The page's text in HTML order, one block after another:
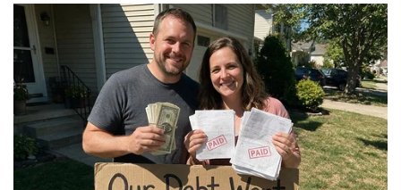
Thể thao
Bóng đá
Lịch thi đấu bóng đá
Thế giới thể thao
eSports
Hậu trường
Ô tô - Xe máy
Ô tô
Xe máy
Tư vấn